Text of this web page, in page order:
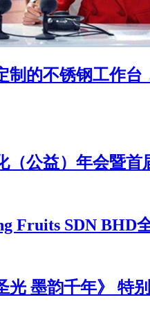
制的不锈钢工作台
（公益）年会暨首
Fruits SDN BHD
光 墨韵千年》